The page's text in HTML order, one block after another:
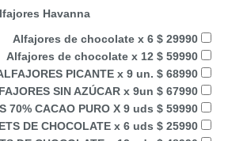
Havanna
Alfajores de chocolate x 6 $ 29990
Alfajores de chocolate x 12 $ 59990
PICANTE x 9 un. $ 68990
SIN AZÚCAR x 9un $ 67990
70% CACAO PURO X 9 uds $ 59990
DE CHOCOLATE x 6 uds $ 25990